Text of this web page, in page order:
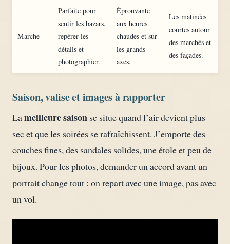
Marche
Parfaite pour
sentir les bazars,
repérer les
détails et
photographier.
Éprouvante
aux heures
chaudes et sur
les grands
axes.
Les matinées
courtes autour
des marchés et
des façades.
Saison, valise et images à rapporter
Lameilleure saison se situe quand l’air devient plus
sec et que les soirées se rafraîchissent. J’emporte des
couches fines, des sandales solides, une étole et peu de
bijoux. Pour les photos, demander un accord avant un
portrait change tout : on repart avec une image, pas avec
un vol.